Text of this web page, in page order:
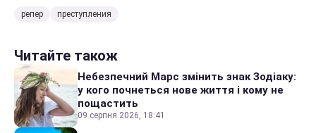
репер преступления
Читайте також
Небезпечний Марс змінить знак Зодіаку:
у кого почнеться нове життя і кому не
пощастить
09 серпня 2026, 18:41